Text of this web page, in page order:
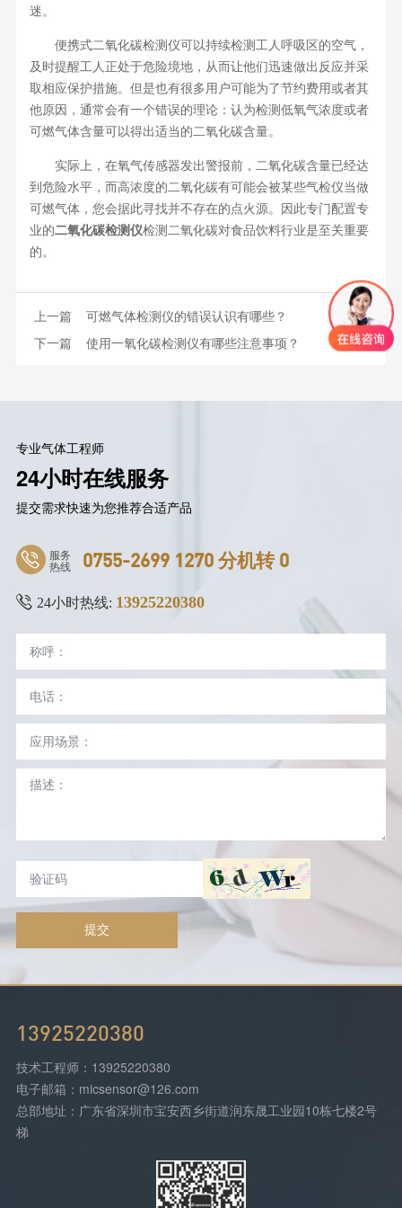
迷。
便携式二氧化碳检测仪可以持续检测工人呼吸区的空气，
及时提醒工人正处于危险境地，从而让他们迅速做出反应并采
取相应保护措施。但是也有很多用户可能为了节约费用或者其
他原因，通常会有一个错误的理论：认为检测低氧气浓度或者
可燃气体含量可以得出适当的二氧化碳含量。
实际上，在氧气传感器发出警报前，二氧化碳含量已经达
到危险水平，而高浓度的二氧化碳有可能会被某些气检仪当做
可燃气体，您会据此寻找并不存在的点火源。因此专门配置专
业的二氧化碳检测仪检测二氧化碳对食品饮料行业是至关重要
的。
上一篇 可燃气体检测仪的错误认识有哪些？
下一篇 使用一氧化碳检测仪有哪些注意事项？
专业气体工程师
24小时在线服务
提交需求快速为您推荐合适产品
服务
热线 0755-2699 1270 分机转 0
24小时热线: 13925220380
提交
13925220380
技术工程师：13925220380
电子邮箱：micsensor@126.com
总部地址：广东省深圳市宝安西乡街道润东晟工业园10栋七楼2号
梯